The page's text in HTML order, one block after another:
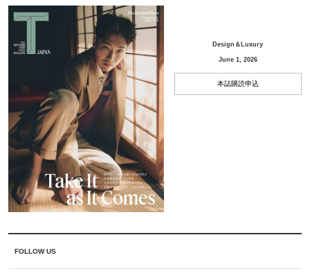
Design＆Luxury
June 1, 2026
本誌購読申込
FOLLOW US